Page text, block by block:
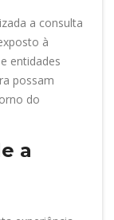
a consulta
à
entidades
possam
do
a